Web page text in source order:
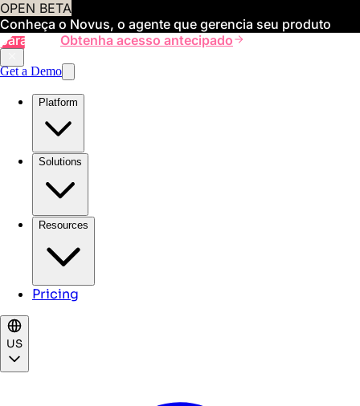
OPEN BETA
Conheça o Novus, o agente que gerencia seu produto
para você Obtenha acesso antecipado
Get a Demo
Platform
Solutions
Resources
Pricing
US